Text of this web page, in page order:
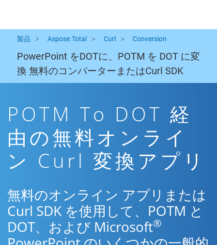
製品 Aspose.Total Curl Conversion
PowerPoint をDOTに、POTM を DOT に変
換 無料のコンバーターまたはCurl SDK
POTM To DOT 経
由の無料オンライ
ン Curl 変換アプリ
無料のオンライン アプリまたは
Curl SDK を使用して、POTM と
DOT、および Microsoft®